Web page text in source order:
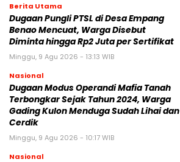
Berita Utama
Dugaan Pungli PTSL di Desa Empang
Benao Mencuat, Warga Disebut
Diminta hingga Rp2 Juta per Sertifikat
Minggu, 9 Agu 2026 - 13:13 WIB
Nasional
Dugaan Modus Operandi Mafia Tanah
Terbongkar Sejak Tahun 2024, Warga
Gading Kulon Menduga Sudah Lihai dan
Cerdik
Minggu, 9 Agu 2026 - 10:17 WIB
Nasional